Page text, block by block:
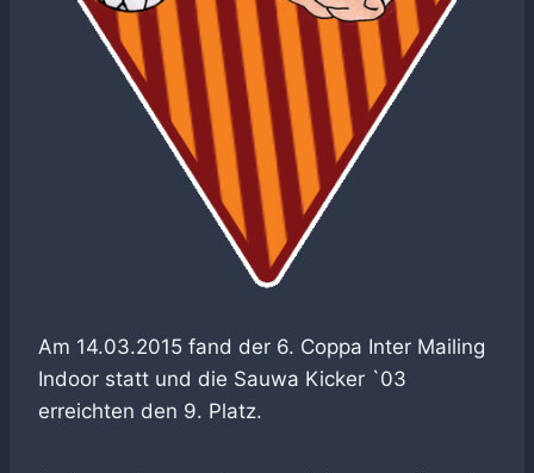
Am 14.03.2015 fand der 6. Coppa Inter Mailing
Indoor statt und die Sauwa Kicker `03
erreichten den 9. Platz.